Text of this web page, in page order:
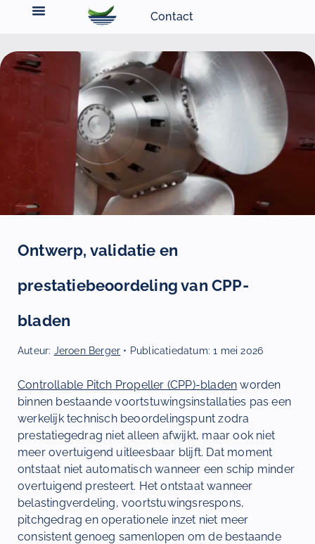
Contact
Ontwerp, validatie en
prestatiebeoordeling van CPP-
bladen
Auteur: Jeroen Berger • Publicatiedatum:1 mei 2026
Controllable Pitch Propeller (CPP)-bladen worden
binnen bestaande voortstuwingsinstallaties pas een
werkelijk technisch beoordelingspunt zodra
prestatiegedrag niet alleen afwijkt, maar ook niet
meer overtuigend uitleesbaar blijft. Dat moment
ontstaat niet automatisch wanneer een schip minder
overtuigend presteert. Het ontstaat wanneer
belastingverdeling, voortstuwingsrespons,
pitchgedrag en operationele inzet niet meer
consistent genoeg samenlopen om de bestaande